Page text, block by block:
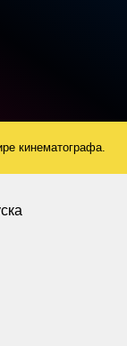
кинематографа.